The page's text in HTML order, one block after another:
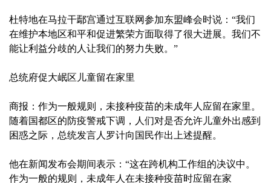
杜特地在马拉干鄢宫通过互联网参加东盟峰会时说：“我们
在维护本地区和平和促进繁荣方面取得了很大进展。我们不
能让利益分歧的人让我们的努力失败。”
总统府促大岷区儿童留在家里
商报：作为一般规则，未接种疫苗的未成年人应留在家里。
随着国都区的防疫警戒下调，人们对是否允许儿童外出感到
困惑之际，总统发言人罗计向国民作出上述提醒。
他在新闻发布会期间表示：“这在跨机构工作组的决议中。
作为一般的规则，未成年人在未接种疫苗时应留在家